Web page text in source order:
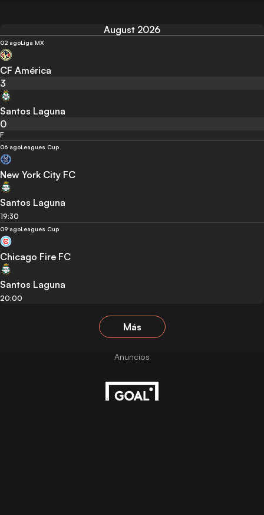
August 2026
02 agoLiga MX
CF América
3
Santos Laguna
0
F
06 agoLeagues Cup
New York City FC
Santos Laguna
19:30
09 agoLeagues Cup
Chicago Fire FC
Santos Laguna
20:00
Más